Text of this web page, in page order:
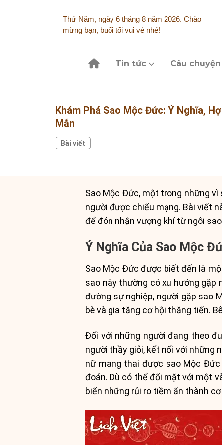
Thứ Năm, ngày 6 tháng 8 năm 2026. Chào
mừng bạn, buổi tối vui vẻ nhé!
Tin tức Câu
Khám Phá Sao Mộc Đức: Ý Nghĩa,
Mắn
Bài viết
Sao Mộc Đức, một trong những vì
người được chiếu mạng. Bài viết
để đón nhận vượng khí từ ngôi
Ý Nghĩa Của Sao Mộc
Sao Mộc Đức được biết đến là
sao này thường có xu hướng gặp
đường sự nghiệp, người gặp sao
bè và gia tăng cơ hội thăng tiến.
Đối với những người đang theo
người thầy giỏi, kết nối với những
nữ mang thai được sao Mộc
đoán. Dù có thể đối mặt với một
biến những rủi ro tiềm ẩn thành